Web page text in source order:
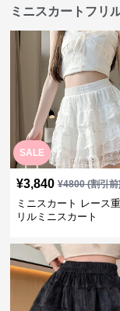
ミニスカートフリ
SALE
¥3,840 ¥4800(割引
ミニスカート レース
リルミニスカート